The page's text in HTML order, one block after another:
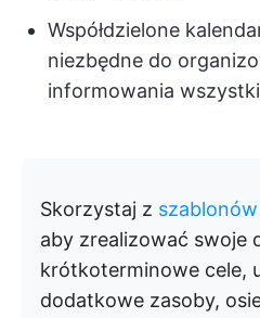
Współdzielone
niezbędne do
informowania
Skorzystaj z
aby zrealizować swoje
krótkoterminowe cele,
dodatkowe zasoby,